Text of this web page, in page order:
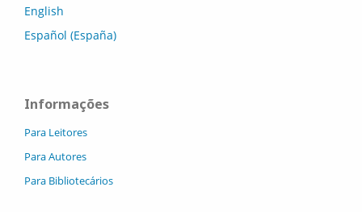
English
Español (España)
Informações
Para Leitores
Para Autores
Para Bibliotecários